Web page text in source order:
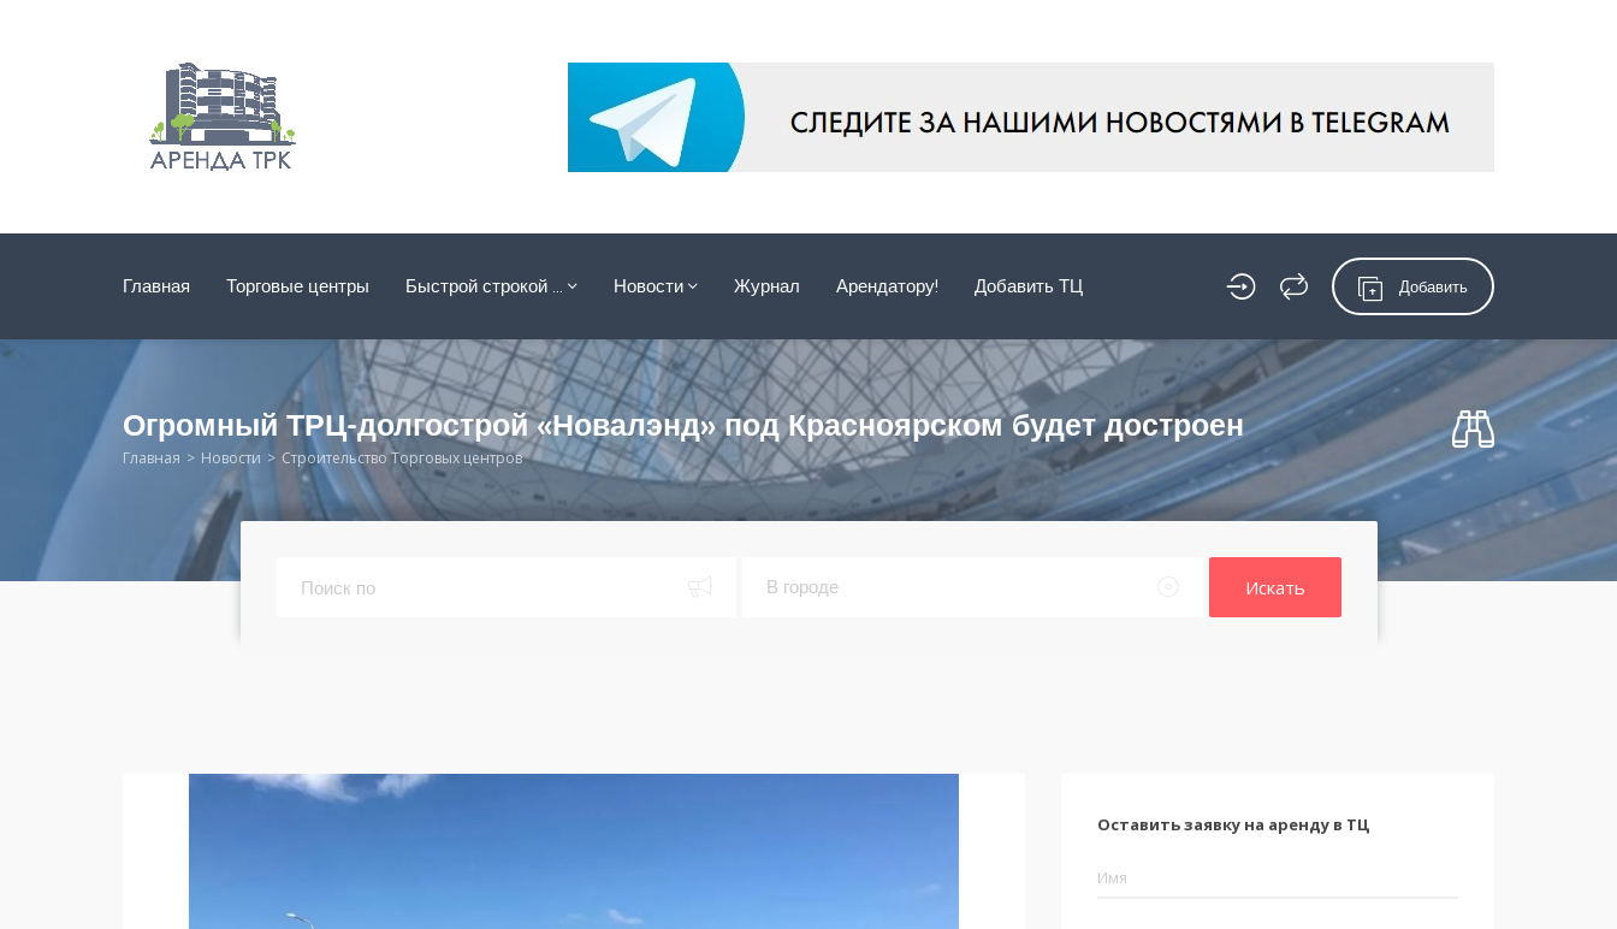
Главная Торговые центры Быстрой строкой … Новости Журнал Арендатору! Добавить ТЦ Добавить
Огромный ТРЦ-долгострой «Новалэнд» под Красноярском будет достроен
Главная Новости Строительство Торговых центров
Искать
Оставить заявку на аренду в ТЦ